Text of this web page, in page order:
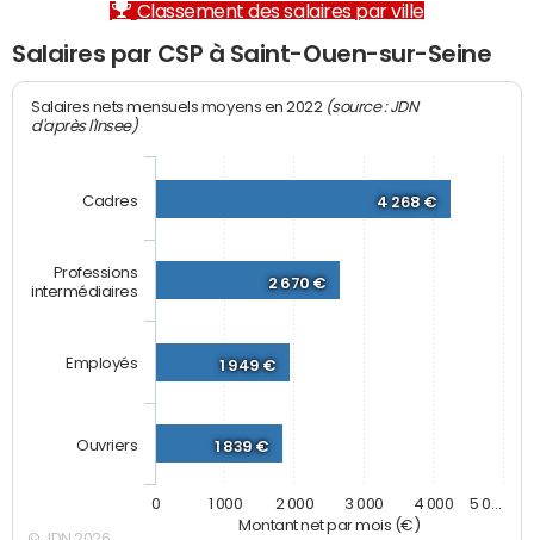
Classement des salaires par ville
Salaires par CSP à Saint-Ouen-sur-Seine
Montant net par mois (€)
Salaires nets mensuels moyens en 2022 (source : JDN
d'après l'Insee)
4 268 €
2 670 €
1 949 €
1 839 €
Cadres
Professions
intermédiaires
Employés
Ouvriers
0 1 000 2 000 3 000 4 000 5 0…